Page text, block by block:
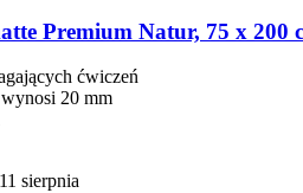
Premium Natur, 75 x 200
ćwiczeń
20 mm
sierpnia